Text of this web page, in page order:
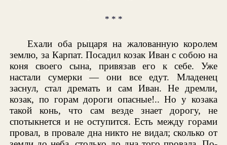
* * *
Ехали оба рыцаря на жалованную королем
землю, за Карпат. Посадил козак Иван с собою на
коня своего сына, привязав его к себе. Уже
настали сумерки — они все едут. Младенец
заснул, стал дремать и сам Иван. Не дремли,
козак, по горам дороги опасные!.. Но у козака
такой конь, что сам везде знает дорогу, не
спотыкнется и не оступится. Есть между горами
провал, в провале дна никто не видал; сколько от